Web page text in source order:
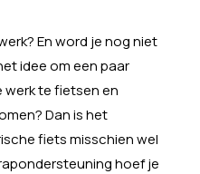
En word je nog niet
idee om een paar
werk te fietsen en
Dan is het
fiets misschien wel
hoef je